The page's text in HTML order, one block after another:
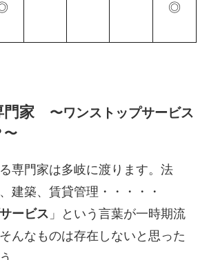
◎
門家 〜ワンストップサービス
〜
専門家は多岐に渡ります。法
建築、賃貸管理・・・・・
ービス 」という言葉が一時期流
んなものは存在しないと思った